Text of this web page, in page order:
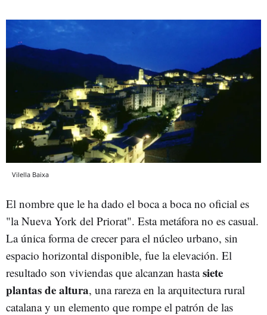
Vilella Baixa
El nombre que le ha dado el boca a boca no oficial es
"la Nueva York del Priorat". Esta metáfora no es casual.
La única forma de crecer para el núcleo urbano, sin
espacio horizontal disponible, fue la elevación. El
resultado son viviendas que alcanzan hastasiete
plantas de altura, una rareza en la arquitectura rural
catalana y un elemento que rompe el patrón de las